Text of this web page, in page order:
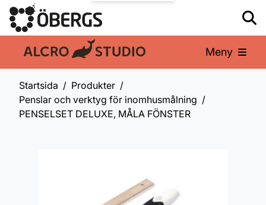
En del av: Meny
Startsida
Produkter
Penslar och verktyg för inomhusmålning
PENSELSET DELUXE, MÅLA FÖNSTER